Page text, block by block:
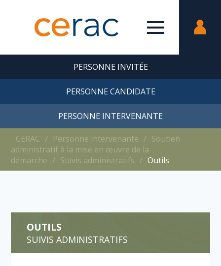
PERSONNE INVITÉE
PERSONNE CANDIDATE
PERSONNE INTERVENANTE
CERAC ∕ Personne intervenante ∕ Soutien
administratif à la mise en œuvre de la
démarche ∕ Suivis administratifs ∕ Outils
OUTILS
SUIVIS ADMINISTRATIFS